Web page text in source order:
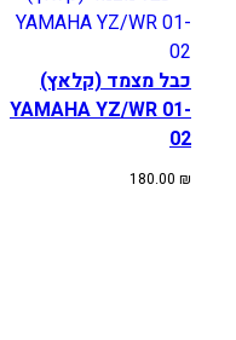
0
9
9
0
3
כבל מצמד (קלאץ)
YAMAHA YZ/WR 01-
02
180.00 ₪